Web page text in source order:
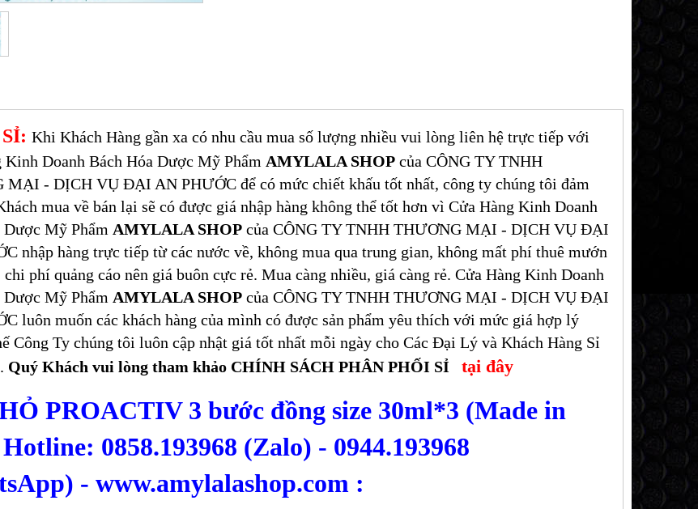
đ
NGAY
599,000 đ
MUA
Khi Khách Hàng gần xa có nhu cầu mua số lượng nhiều vui lòng liên hệ trực tiếp với
Kinh Doanh Bách Hóa Dược Mỹ Phẩm AMYLALA SHOP của CÔNG TY TNHH
MẠI - DỊCH VỤ ĐẠI AN PHƯỚC để có mức chiết khấu tốt nhất, công ty chúng tôi đảm
mua về bán lại sẽ có được giá nhập hàng không thể tốt hơn vì Cửa Hàng Kinh Doanh
Dược Mỹ Phẩm AMYLALA SHOP của CÔNG TY TNHH THƯƠNG MẠI - DỊCH VỤ ĐẠI
nhập hàng trực tiếp từ các nước về, không mua qua trung gian, không mất phí thuê mướn
chi phí quảng cáo nên giá buôn cực rẻ. Mua càng nhiều, giá càng rẻ. Cửa Hàng Kinh Doanh
Dược Mỹ Phẩm AMYLALA SHOP của CÔNG TY TNHH THƯƠNG MẠI - DỊCH VỤ ĐẠI
luôn muốn các khách hàng của mình có được sản phẩm yêu thích với mức giá hợp lý
Công Ty chúng tôi luôn cập nhật giá tốt nhất mỗi ngày cho Các Đại Lý và Khách Hàng Sỉ
Quý Khách vui lòng tham khảo CHÍNH SÁCH PHÂN PHỐI SỈ tại đây
PROACTIV 3 bước đồng size 30ml*3 (Made in
0858.193968 (Zalo) - 0944.193968
- www.amylalashop.com :